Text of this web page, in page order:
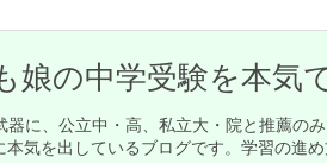
娘の中学受験を本気
に、公立中・高、私立大・院と推薦の
気を出しているブログです。学習の進